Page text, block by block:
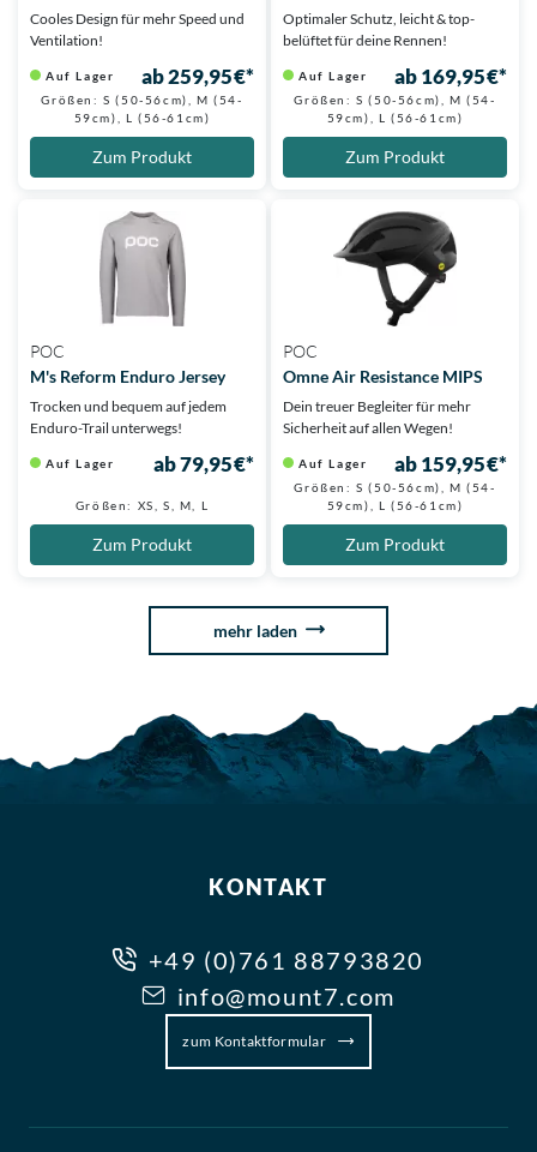
Cooles Design für mehr Speed und
Ventilation!
Auf Lager ab 259,95 €*
Größen: S (50-56cm), M (54-
59cm), L (56-61cm)
Zum Produkt
Optimaler Schutz, leicht & top-
belüftet für deine Rennen!
Auf Lager ab 169,95 €*
Größen: S (50-56cm), M (54-
59cm), L (56-61cm)
Zum Produkt
POC
M's Reform Enduro Jersey
Trocken und bequem auf jedem
Enduro-Trail unterwegs!
Auf Lager ab 79,95 €*
Größen: XS, S, M, L
Zum Produkt
POC
Omne Air Resistance MIPS
Dein treuer Begleiter für mehr
Sicherheit auf allen Wegen!
Auf Lager ab 159,95 €*
Größen: S (50-56cm), M (54-
59cm), L (56-61cm)
Zum Produkt
mehr laden
KONTAKT
+49 (0)761 88793820
info@mount7.com
zum Kontaktformular